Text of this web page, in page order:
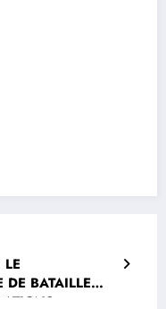
LE
DE BATAILLE